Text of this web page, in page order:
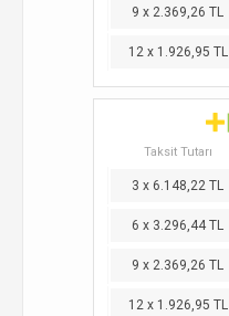
9 x 2.369,26 TL
12 x 1.926,95 TL
Taksit Tutarı
3 x 6.148,22 TL
6 x 3.296,44 TL
9 x 2.369,26 TL
12 x 1.926,95 TL